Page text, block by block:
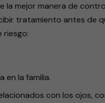
la mejor manera de
tratamiento antes de
en la familia.
con los ojos,